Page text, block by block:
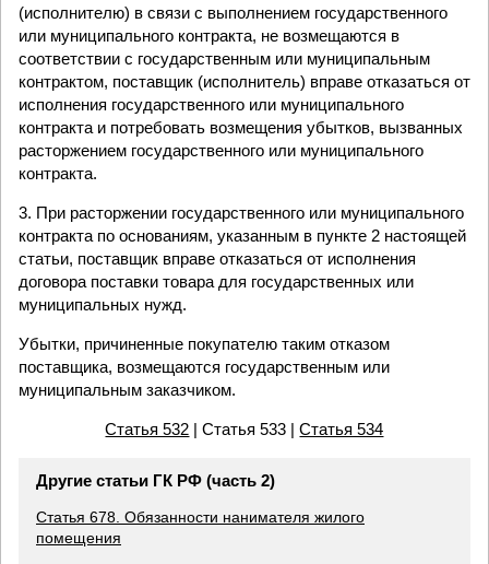
(исполнителю) в связи с выполнением государственного
или муниципального контракта, не возмещаются в
соответствии с государственным или муниципальным
контрактом, поставщик (исполнитель) вправе отказаться от
исполнения государственного или муниципального
контракта и потребовать возмещения убытков, вызванных
расторжением государственного или муниципального
контракта.
3. При расторжении государственного или муниципального
контракта по основаниям, указанным в пункте 2 настоящей
статьи, поставщик вправе отказаться от исполнения
договора поставки товара для государственных или
муниципальных нужд.
Убытки, причиненные покупателю таким отказом
поставщика, возмещаются государственным или
муниципальным заказчиком.
Статья 532 | Статья 533 |Статья 534
Другие статьи ГК РФ (часть 2)
Статья 678. Обязанности нанимателя жилого
помещения